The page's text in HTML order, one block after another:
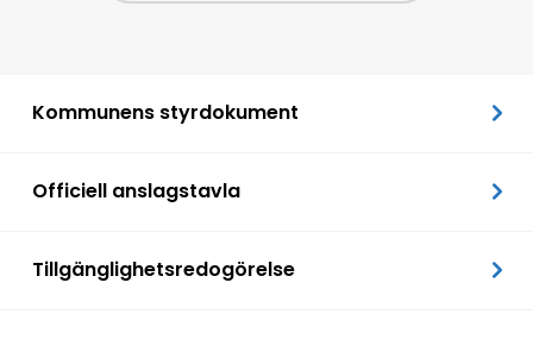
Kommunens styrdokument
Officiell anslagstavla
Tillgänglighetsredogörelse